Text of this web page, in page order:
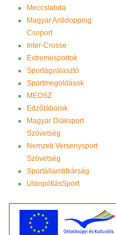
Meccslabda
Magyar Antidopping
Csoport
Inter-Crosse
Extremesportok
Sportágválasztó
Sportmegoldások
MEOSZ
Edzõtáborok
Magyar Diáksport
Szövetség
Nemzeti Versenysport
Szövetség
Sportállamtitkárság
UtánpótlásSport